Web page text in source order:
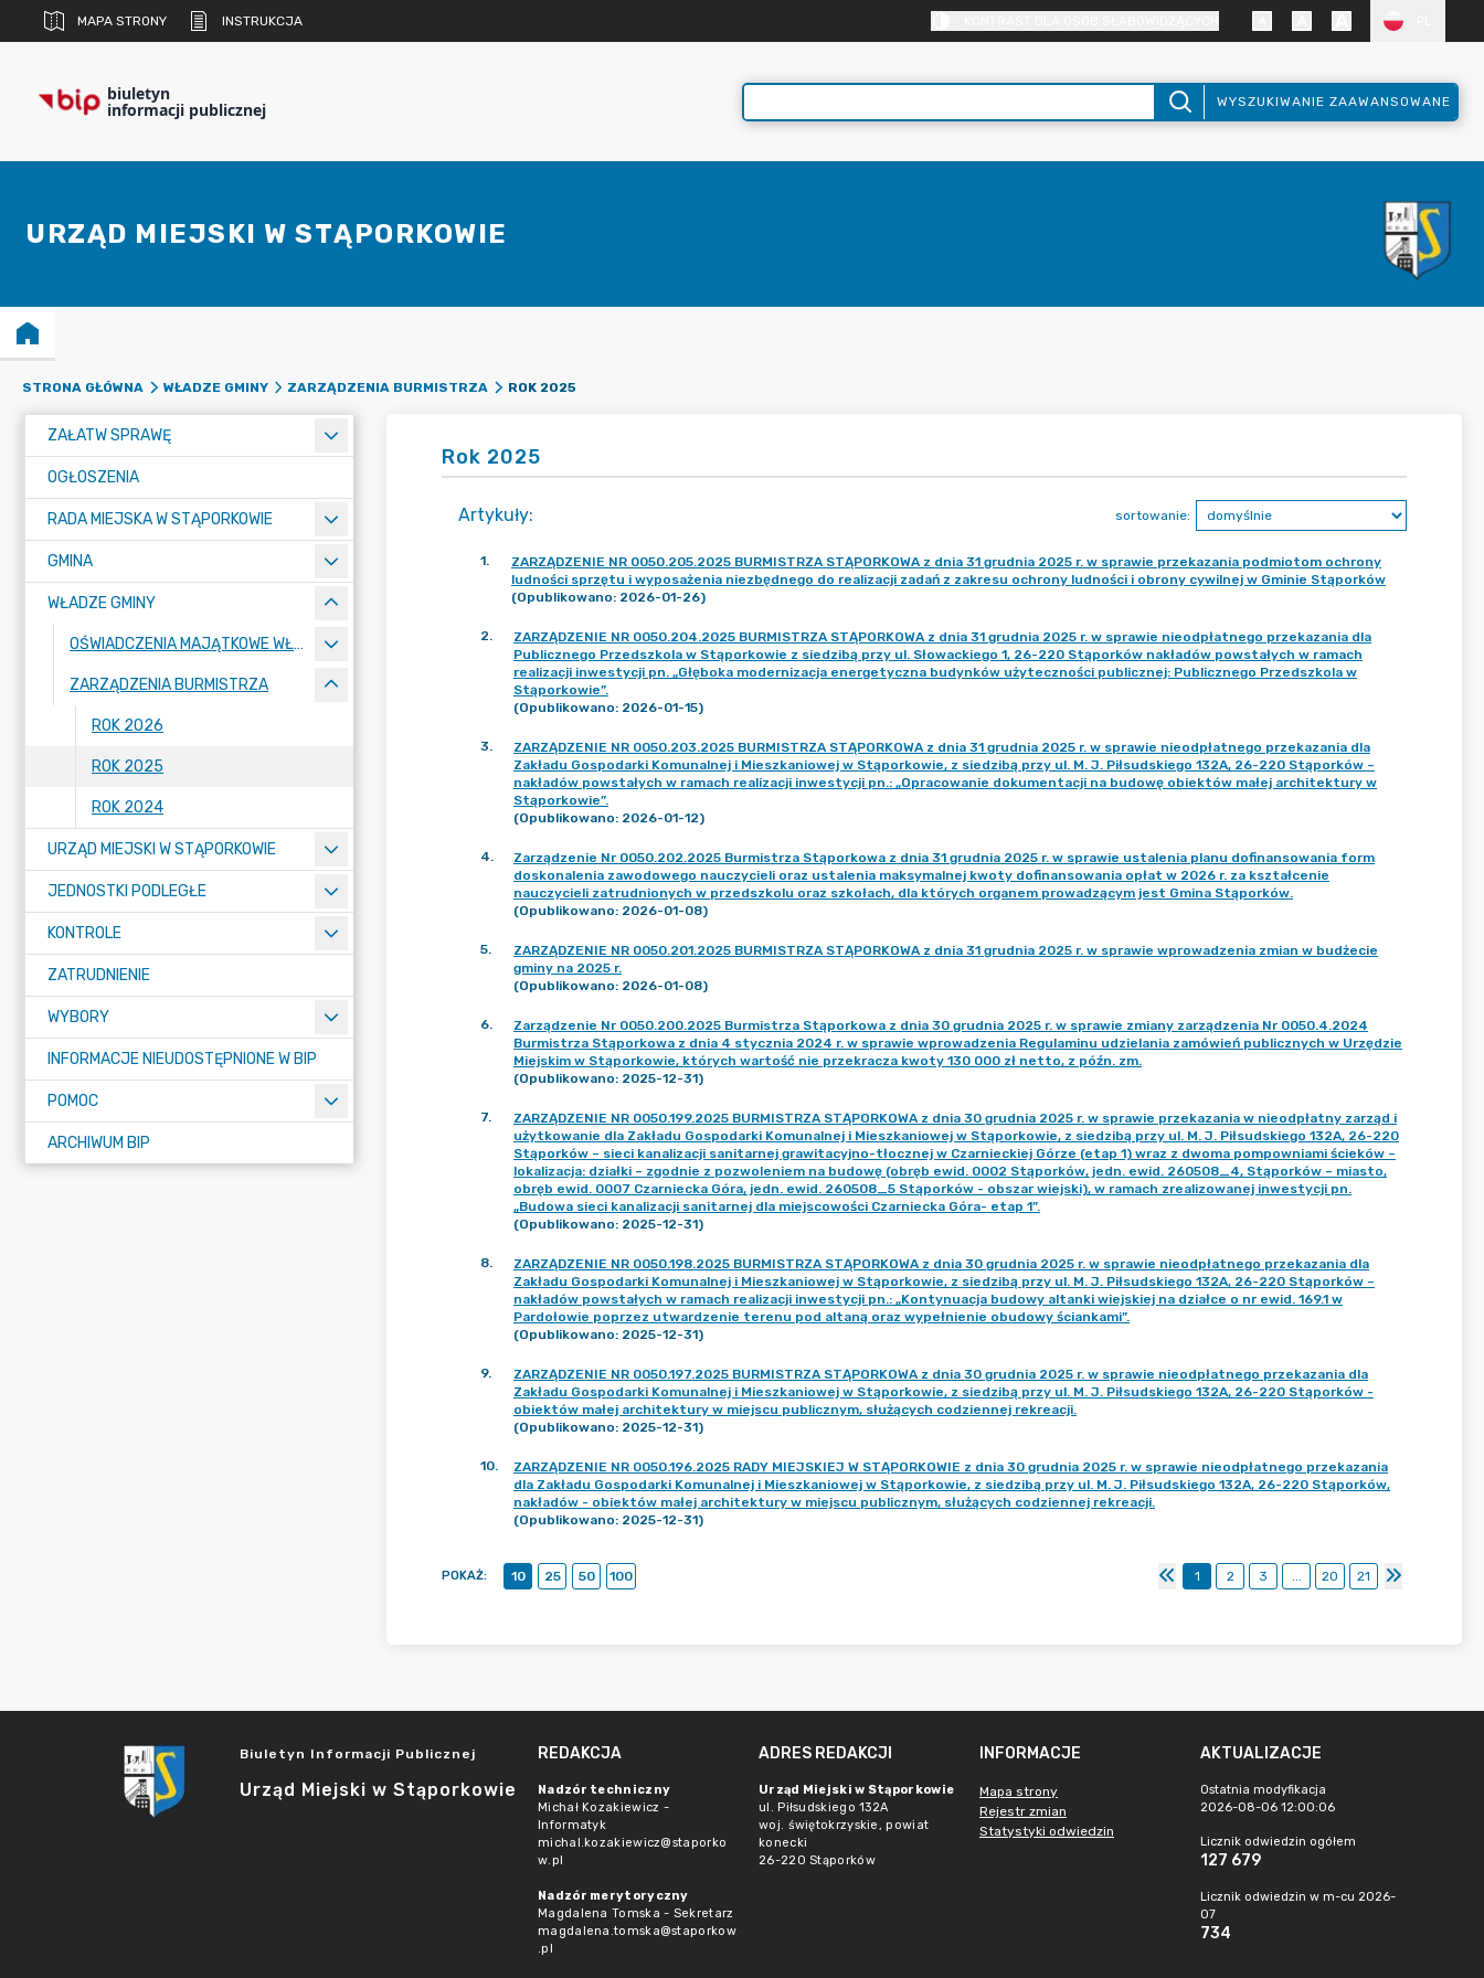
MAPA STRONY INSTRUKCJA
biuletyn
informacji publicznej WYSZUKIWANIE ZAAWANSOWANE
URZĄD MIEJSKI W STĄPORKOWIE
STRONA GŁÓWNA WŁADZE GMINY ZARZĄDZENIA BURMISTRZA ROK 2025
ZAŁATW SPRAWĘ
OGŁOSZENIA
RADA MIEJSKA W STĄPORKOWIE
GMINA
WŁADZE GMINY
OŚWIADCZENIA MAJĄTKOWE WŁADZ GMINY
ZARZĄDZENIA BURMISTRZA
ROK 2026
ROK 2025
ROK 2024
URZĄD MIEJSKI W STĄPORKOWIE
JEDNOSTKI PODLEGŁE
KONTROLE
ZATRUDNIENIE
WYBORY
INFORMACJE NIEUDOSTĘPNIONE W BIP
POMOC
ARCHIWUM BIP
Rok 2025
Artykuły: sortowanie:
1.
ZARZĄDZENIE NR 0050.205.2025 BURMISTRZA STĄPORKOWA z dnia 31 grudnia 2025 r. w sprawie przekazania podmiotom ochrony
ludności sprzętu i wyposażenia niezbędnego do realizacji zadań z zakresu ochrony ludności i obrony cywilnej w Gminie Stąporków
(Opublikowano: 2026-01-26)
2.
ZARZĄDZENIE NR 0050.204.2025 BURMISTRZA STĄPORKOWA z dnia 31 grudnia 2025 r. w sprawie nieodpłatnego przekazania dla
Publicznego Przedszkola w Stąporkowie z siedzibą przy ul. Słowackiego 1, 26-220 Stąporków nakładów powstałych w ramach
realizacji inwestycji pn. „Głęboka modernizacja energetyczna budynków użyteczności publicznej: Publicznego Przedszkola w
Stąporkowie”.
(Opublikowano: 2026-01-15)
3.
ZARZĄDZENIE NR 0050.203.2025 BURMISTRZA STĄPORKOWA z dnia 31 grudnia 2025 r. w sprawie nieodpłatnego przekazania dla
Zakładu Gospodarki Komunalnej i Mieszkaniowej w Stąporkowie, z siedzibą przy ul. M. J. Piłsudskiego 132A, 26-220 Stąporków –
nakładów powstałych w ramach realizacji inwestycji pn.: „Opracowanie dokumentacji na budowę obiektów małej architektury w
Stąporkowie”.
(Opublikowano: 2026-01-12)
4.
Zarządzenie Nr 0050.202.2025 Burmistrza Stąporkowa z dnia 31 grudnia 2025 r. w sprawie ustalenia planu dofinansowania form
doskonalenia zawodowego nauczycieli oraz ustalenia maksymalnej kwoty dofinansowania opłat w 2026 r. za kształcenie
nauczycieli zatrudnionych w przedszkolu oraz szkołach, dla których organem prowadzącym jest Gmina Stąporków.
(Opublikowano: 2026-01-08)
5.
ZARZĄDZENIE NR 0050.201.2025 BURMISTRZA STĄPORKOWA z dnia 31 grudnia 2025 r. w sprawie wprowadzenia zmian w budżecie
gminy na 2025 r.
(Opublikowano: 2026-01-08)
6.
Zarządzenie Nr 0050.200.2025 Burmistrza Stąporkowa z dnia 30 grudnia 2025 r. w sprawie zmiany zarządzenia Nr 0050.4.2024
Burmistrza Stąporkowa z dnia 4 stycznia 2024 r. w sprawie wprowadzenia Regulaminu udzielania zamówień publicznych w Urzędzie
Miejskim w Stąporkowie, których wartość nie przekracza kwoty 130 000 zł netto, z późn. zm.
(Opublikowano: 2025-12-31)
7.
ZARZĄDZENIE NR 0050.199.2025 BURMISTRZA STĄPORKOWA z dnia 30 grudnia 2025 r. w sprawie przekazania w nieodpłatny zarząd i
użytkowanie dla Zakładu Gospodarki Komunalnej i Mieszkaniowej w Stąporkowie, z siedzibą przy ul. M. J. Piłsudskiego 132A, 26-220
Stąporków – sieci kanalizacji sanitarnej grawitacyjno-tłocznej w Czarnieckiej Górze (etap 1) wraz z dwoma pompowniami ścieków –
lokalizacja: działki – zgodnie z pozwoleniem na budowę (obręb ewid. 0002 Stąporków, jedn. ewid. 260508_4, Stąporków – miasto,
obręb ewid. 0007 Czarniecka Góra, jedn. ewid. 260508_5 Stąporków - obszar wiejski), w ramach zrealizowanej inwestycji pn.
„Budowa sieci kanalizacji sanitarnej dla miejscowości Czarniecka Góra- etap 1”.
(Opublikowano: 2025-12-31)
8.
ZARZĄDZENIE NR 0050.198.2025 BURMISTRZA STĄPORKOWA z dnia 30 grudnia 2025 r. w sprawie nieodpłatnego przekazania dla
Zakładu Gospodarki Komunalnej i Mieszkaniowej w Stąporkowie, z siedzibą przy ul. M. J. Piłsudskiego 132A, 26-220 Stąporków –
nakładów powstałych w ramach realizacji inwestycji pn.: „Kontynuacja budowy altanki wiejskiej na działce o nr ewid. 169.1 w
Pardołowie poprzez utwardzenie terenu pod altaną oraz wypełnienie obudowy ściankami”.
(Opublikowano: 2025-12-31)
9.
ZARZĄDZENIE NR 0050.197.2025 BURMISTRZA STĄPORKOWA z dnia 30 grudnia 2025 r. w sprawie nieodpłatnego przekazania dla
Zakładu Gospodarki Komunalnej i Mieszkaniowej w Stąporkowie, z siedzibą przy ul. M. J. Piłsudskiego 132A, 26-220 Stąporków -
obiektów małej architektury w miejscu publicznym, służących codziennej rekreacji.
(Opublikowano: 2025-12-31)
10.
ZARZĄDZENIE NR 0050.196.2025 RADY MIEJSKIEJ W STĄPORKOWIE z dnia 30 grudnia 2025 r. w sprawie nieodpłatnego przekazania
dla Zakładu Gospodarki Komunalnej i Mieszkaniowej w Stąporkowie, z siedzibą przy ul. M. J. Piłsudskiego 132A, 26-220 Stąporków,
nakładów - obiektów małej architektury w miejscu publicznym, służących codziennej rekreacji.
(Opublikowano: 2025-12-31)
POKAŻ: 10 25 50 100 1 2 3 ... 20 21
Biuletyn Informacji Publicznej
Urząd Miejski w Stąporkowie
REDAKCJA
Nadzór techniczny
Michał Kozakiewicz -
Informatyk
michal.kozakiewicz@staporko
w.pl
Nadzór merytoryczny
Magdalena Tomska - Sekretarz
magdalena.tomska@staporkow
.pl
ADRES REDAKCJI
Urząd Miejski w Stąporkowie
ul. Piłsudskiego 132A
woj. świętokrzyskie, powiat
konecki
26-220 Stąporków
INFORMACJE
Mapa strony
Rejestr zmian
Statystyki odwiedzin
AKTUALIZACJE
Ostatnia modyfikacja
2026-08-06 12:00:06
Licznik odwiedzin ogółem
127 679
Licznik odwiedzin w m-cu 2026-
07
734